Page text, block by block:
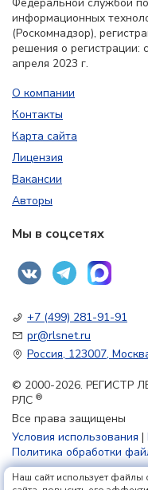
информационных
(Роскомнадзор),
решения о
апреля 2023 г.
О компании
Контакты
Карта сайта
Лицензия
Вакансии
Авторы
Мы в соцсетях
+7 (499) 281-91-91
pr@rlsnet.ru
Россия, 123007,
© 2000-2026. РЕГИСТР
РЛС ®
Все права защищены
Условия использования |
Политика обработки
Наш сайт использует файлы